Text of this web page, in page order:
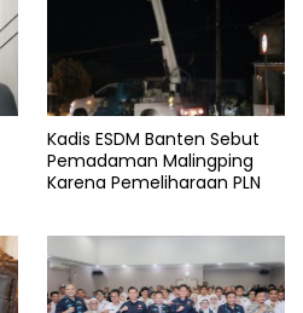
Kadis ESDM Banten Sebut
Pemadaman Malingping
Karena Pemeliharaan PLN